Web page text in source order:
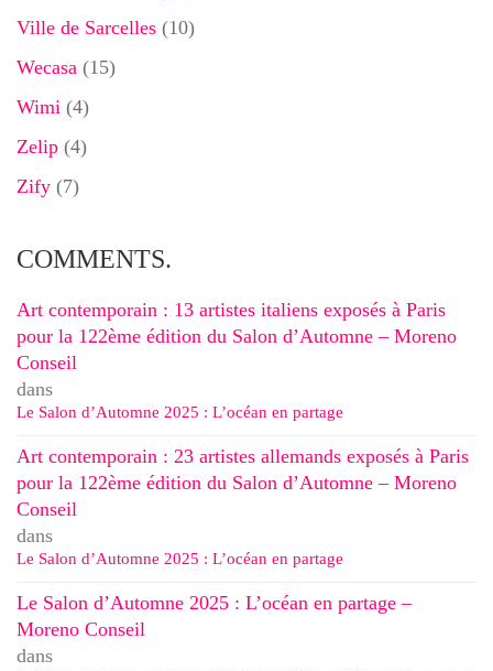
Ville de Sarcelles (10)
Wecasa (15)
Wimi (4)
Zelip (4)
Zify (7)
COMMENTS.
Art contemporain : 13 artistes italiens exposés à Paris
pour la 122ème édition du Salon d’Automne – Moreno
Conseil
dans
Le Salon d’Automne 2025 : L’océan en partage
Art contemporain : 23 artistes allemands exposés à Paris
pour la 122ème édition du Salon d’Automne – Moreno
Conseil
dans
Le Salon d’Automne 2025 : L’océan en partage
Le Salon d’Automne 2025 : L’océan en partage –
Moreno Conseil
dans